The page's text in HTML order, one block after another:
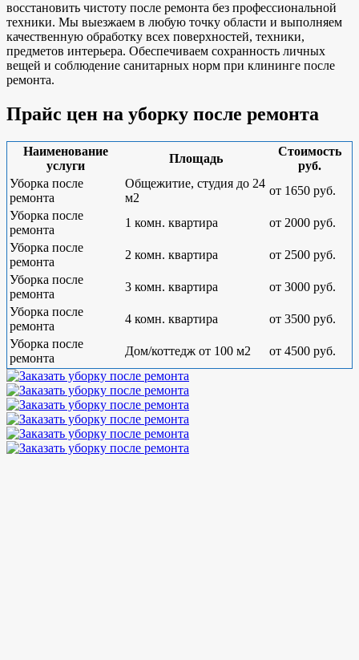
восстановить чистоту после ремонта без профессиональной
техники. Мы выезжаем в любую точку области и выполняем
качественную обработку всех поверхностей, техники,
предметов интерьера. Обеспечиваем сохранность личных
вещей и соблюдение санитарных норм при клининге после
ремонта.
Прайс цен на уборку после ремонта
Наименование
услуги
Площадь
Стоимость
руб.
Уборка после
ремонта
Общежитие, студия до 24
м2
от 1650 руб.
Уборка после
ремонта
1 комн. квартира
от 2000 руб.
Уборка после
ремонта
2 комн. квартира
от 2500 руб.
Уборка после
ремонта
3 комн. квартира
от 3000 руб.
Уборка после
ремонта
4 комн. квартира
от 3500 руб.
Уборка после
ремонта
Дом/коттедж от 100 м2 от 4500 руб.